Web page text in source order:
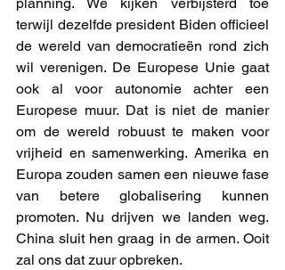
terwijl dezelfde president Biden officieel
de wereld van democratieën rond zich
wil verenigen. De Europese Unie gaat
ook al voor autonomie achter een
Europese muur. Dat is niet de manier
om de wereld robuust te maken voor
vrijheid en samenwerking. Amerika en
Europa zouden samen een nieuwe fase
van betere globalisering kunnen
promoten. Nu drijven we landen weg.
China sluit hen graag in de armen. Ooit
zal ons dat zuur opbreken.